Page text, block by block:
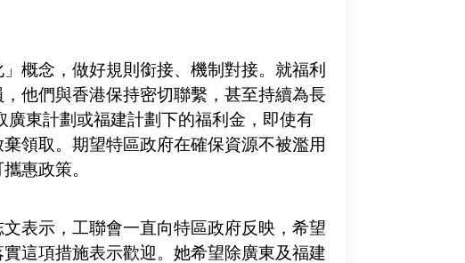
概念，做好規則銜接、機制對接。就福利
他們與香港保持密切聯繫，甚至持續為長
東計劃或福建計劃下的福利金，即使有
領取。期望特區政府在確保資源不被濫用
惠政策。
表示，工聯會一直向特區政府反映，希望
這項措施表示歡迎。她希望除廣東及福建